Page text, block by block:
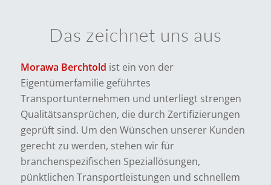
Das zeichnet uns aus
Morawa Berchtold ist ein von der
Eigentümerfamilie geführtes
Transportunternehmen und unterliegt strengen
Qualitätsansprüchen, die durch Zertifizierungen
geprüft sind. Um den Wünschen unserer Kunden
gerecht zu werden, stehen wir für
branchenspezifischen Speziallösungen,
pünktlichen Transportleistungen und schnellem